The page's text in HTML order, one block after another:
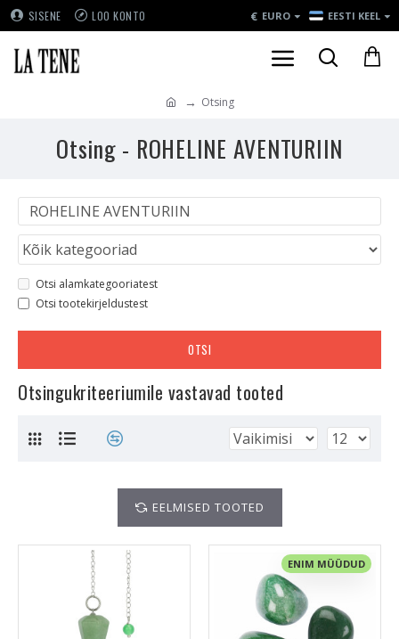
SISENE LOO KONTO € EURO EESTI KEEL
Otsing
Otsing - ROHELINE AVENTURIIN
Otsi alamkategooriatest
Otsi tootekirjeldustest
OTSI
Otsingukriteeriumile vastavad tooted
EELMISED TOOTED
ENIM MÜÜDUD